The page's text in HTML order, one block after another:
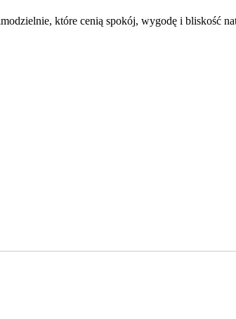
które cenią spokój, wygodę i bliskość